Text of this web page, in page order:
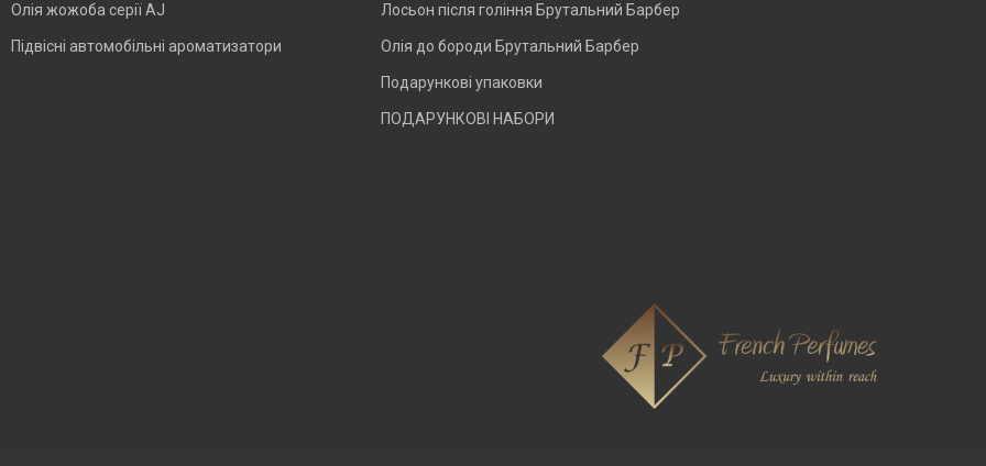
Олія жожоба серії AJ
Підвісні автомобільні ароматизатори
Лосьон після гоління Брутальний Барбер
Олія до бороди Брутальний Барбер
Подарункові упаковки
ПОДАРУНКОВІ НАБОРИ